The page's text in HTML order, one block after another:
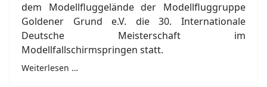
dem Modellfluggelände der Modellfluggruppe
Goldener Grund e.V. die 30. Internationale
Deutsche Meisterschaft im
Modellfallschirmspringen statt.
Weiterlesen …